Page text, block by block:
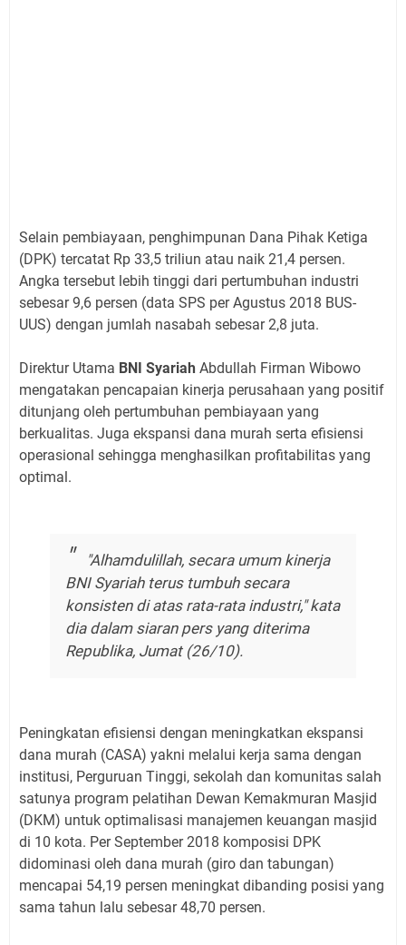
Selain pembiayaan, penghimpunan Dana Pihak Ketiga
(DPK) tercatat Rp 33,5 triliun atau naik 21,4 persen.
Angka tersebut lebih tinggi dari pertumbuhan industri
sebesar 9,6 persen (data SPS per Agustus 2018 BUS-
UUS) dengan jumlah nasabah sebesar 2,8 juta.
Direktur Utama BNI Syariah Abdullah Firman Wibowo
mengatakan pencapaian kinerja perusahaan yang positif
ditunjang oleh pertumbuhan pembiayaan yang
berkualitas. Juga ekspansi dana murah serta efisiensi
operasional sehingga menghasilkan profitabilitas yang
optimal.
"Alhamdulillah, secara umum kinerja
BNI Syariah terus tumbuh secara
konsisten di atas rata-rata industri," kata
dia dalam siaran pers yang diterima
Republika, Jumat (26/10).
Peningkatan efisiensi dengan meningkatkan ekspansi
dana murah (CASA) yakni melalui kerja sama dengan
institusi, Perguruan Tinggi, sekolah dan komunitas salah
satunya program pelatihan Dewan Kemakmuran Masjid
(DKM) untuk optimalisasi manajemen keuangan masjid
di 10 kota. Per September 2018 komposisi DPK
didominasi oleh dana murah (giro dan tabungan)
mencapai 54,19 persen meningkat dibanding posisi yang
sama tahun lalu sebesar 48,70 persen.